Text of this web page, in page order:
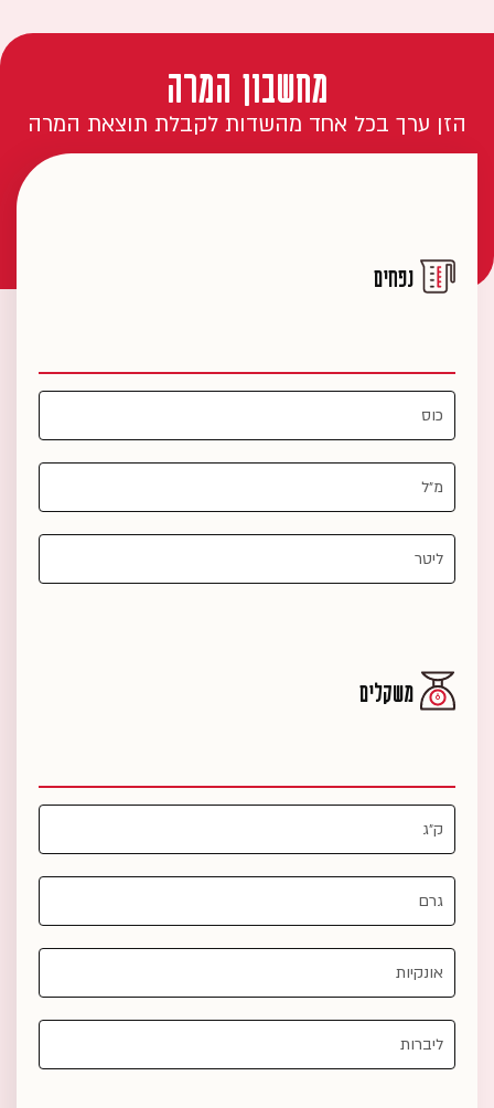
מחשבון המרה
הזן ערך בכל אחד מהשדות לקבלת תוצאת המרה
נפחים
משקלים